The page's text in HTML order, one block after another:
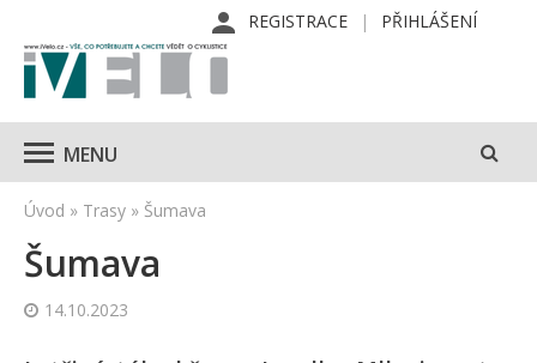
REGISTRACE PŘIHLÁŠENÍ
MENU
Úvod » Trasy » Šumava
Šumava
14.10.2023